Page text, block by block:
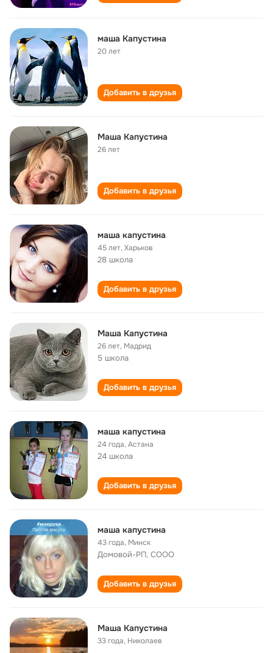
маша Капустина
20 лет
Добавить в друзья
Маша Капустина
26 лет
Добавить в друзья
маша капустина
45 лет,Харьков
28 школа
Добавить в друзья
Маша Капустина
26 лет, Мадрид
5 школа
Добавить в друзья
маша капустина
24 года,Астана
24 школа
Добавить в друзья
маша капустина
43 года, Минск
Домовой-РП, СООО
Добавить в друзья
Маша Капустина
33 года, Николаев